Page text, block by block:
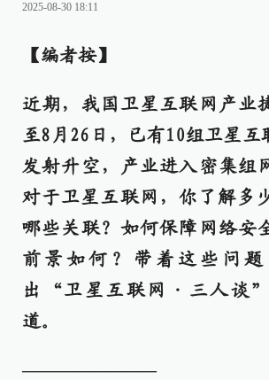
2025-08-30 18:11
【编者按】
近期，我国卫星互联网产业
至8月26日，已有10组卫星互
发射升空，产业进入密集组
对于卫星互联网，你了解多
哪些关联？如何保障网络安
前景如何？带着这些问
出“卫星互联网·三人谈”
道。
————————